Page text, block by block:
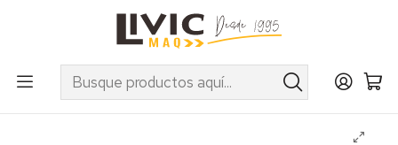
UTILIZA EL CUPÓN "INVIERNO10" EN PRODUCTOS SELECCIONADOS
Herramientas Eléctricas e Inalámbricas
Atornilladores Atornillador electrico Makita FS4200